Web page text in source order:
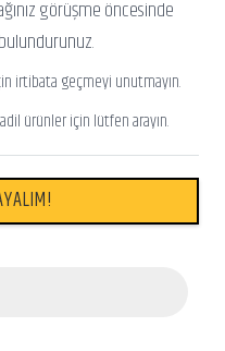
görüşme öncesinde
irtibata geçmeyi unutmayın.
ürünler için lütfen arayın.